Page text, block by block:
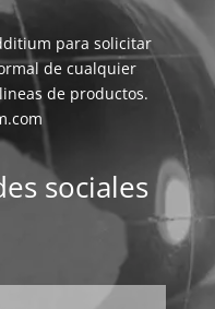
para solicitar
de cualquier
de productos.
sociales